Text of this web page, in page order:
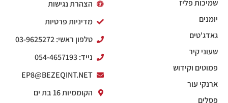
שמיכות פליז
יומנים
גאדג'טים
שעוני קיר
פמוטים וקידוש
ארנקי עור
פסלים
הצהרת נגישות
מדיניות פרטיות
טלפון ראשי: 03-9625272
נייד: 054-4657193
EP8@BEZEQINT.NET
הקוממיות 16 בת ים